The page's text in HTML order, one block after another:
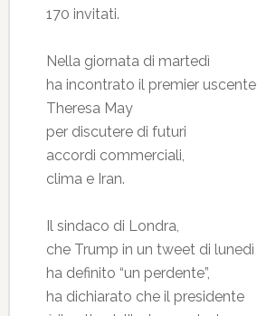
170 invitati.
Nella giornata di martedì
ha incontrato il premier uscente
Theresa May
per discutere di futuri
accordi commerciali,
clima e Iran.
Il sindaco di Londra,
che Trump in un tweet di lunedì
ha definito “un perdente”,
ha dichiarato che il presidente